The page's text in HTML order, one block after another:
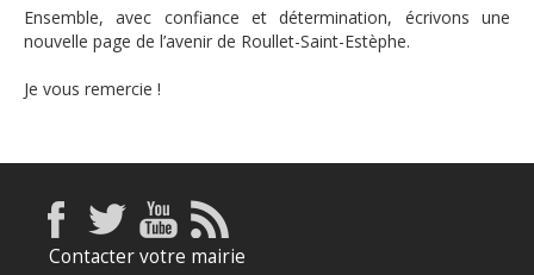
Ensemble, avec confiance et détermination, écrivons une
nouvelle page de l’avenir de Roullet-Saint-Estèphe.
Je vous remercie !
Contacter votre mairie